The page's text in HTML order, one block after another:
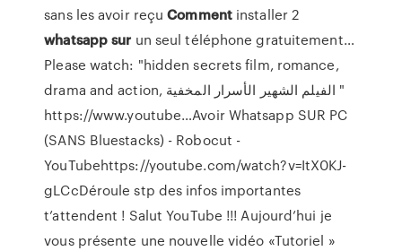
sans les avoir reçuCommentinstaller 2
whatsappsur un seul téléphone gratuitement…
Please watch: "hidden secrets film, romance,
drama and action, الفيلم الشهير الأسرار المخفية "
https://www.youtube…Avoir Whatsapp SUR PC
(SANS Bluestacks) - Robocut -
YouTubehttps://youtube.com/watch?v=ItX0KJ-
gLCcDéroule stp des infos importantes
t’attendent ! Salut YouTube !!! Aujourd’hui je
vous présente une nouvelle vidéo «Tutoriel »